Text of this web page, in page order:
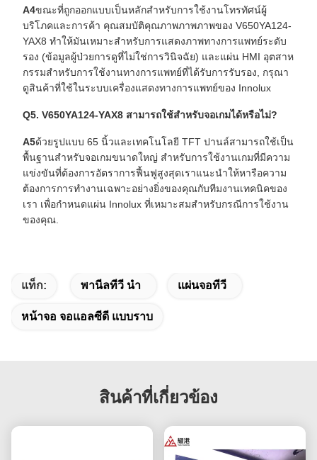
A4ขณะที่ถูกออกแบบเป็นหลักสําหรับการใช้งานโทรทัศน์ผู้
บริโภคและการค้า คุณสมบัติคุณภาพภาพภาพของ V650YA124-
YAX8 ทําให้มันเหมาะสําหรับการแสดงภาพทางการแพทย์ระดับ
รอง (ข้อมูลผู้ป่วยการดูที่ไม่ใช่การวินิจฉัย) และแผ่น HMI อุตสาห
กรรมสําหรับการใช้งานทางการแพทย์ที่ได้รับการรับรอง, กรุณา
ดูสินค้าที่ใช้ในระบบเครื่องแสดงทางการแพทย์ของ Innolux
Q5. V650YA124-YAX8 สามารถใช้สําหรับจอเกมได้หรือไม่?
A5ด้วยรูปแบบ 65 นิ้วและเทคโนโลยี TFT ปานล์สามารถใช้เป็น
พื้นฐานสําหรับจอเกมขนาดใหญ่ สําหรับการใช้งานเกมที่มีความ
แข่งขันที่ต้องการอัตราการฟื้นฟูสูงสุดเราแนะนําให้หารือความ
ต้องการการทํางานเฉพาะอย่างยิ่งของคุณกับทีมงานเทคนิคของ
เรา เพื่อกําหนดแผ่น Innolux ที่เหมาะสมสําหรับกรณีการใช้งาน
ของคุณ.
แท็ก: พานีลทีวี นำ แผ่นจอทีวี
หน้าจอ จอแอลซีดี แบบราบ
สินค้าที่เกี่ยวข้อง